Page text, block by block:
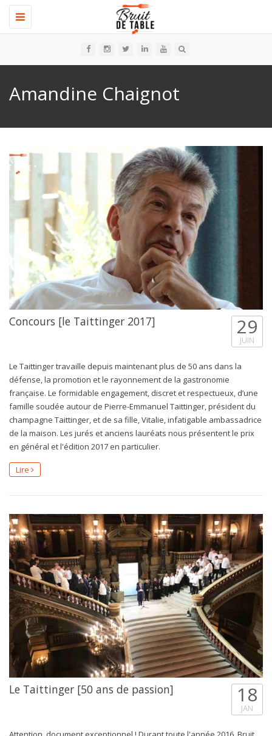
Toggle
navigation
Amandine Chaignot
Concours [le Taittinger 2017] 29
JUIN
Le Taittinger travaille depuis maintenant plus de 50 ans dans la
défense, la promotion et le rayonnement de la gastronomie
française. Le formidable engagement, discret et respectueux, d’une
famille soudée autour de Pierre-Emmanuel Taittinger, président du
champagne Taittinger, et de sa fille, Vitalie, infatigable ambassadrice
de la maison. Les jurés et anciens lauréats nous présentent le prix
en général et l'édition 2017 en particulier.
Lire
Le Taittinger [50 ans de passion] 18
JAN